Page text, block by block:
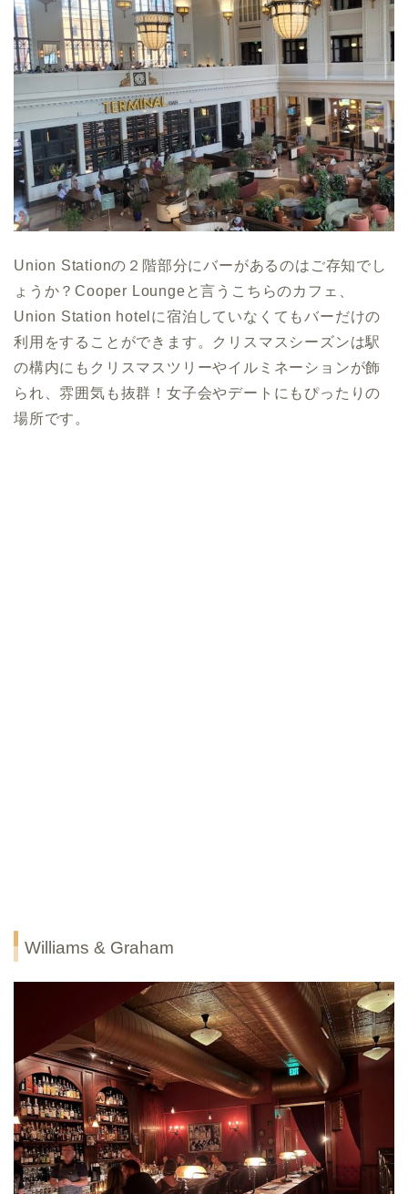
Union Stationの２階部分にバーがあるのはご存知でし
ょうか？Cooper Loungeと言うこちらのカフェ、
Union Station hotelに宿泊していなくてもバーだけの
利用をすることができます。クリスマスシーズンは駅
の構内にもクリスマスツリーやイルミネーションが飾
られ、雰囲気も抜群！女子会やデートにもぴったりの
場所です。
Williams & Graham